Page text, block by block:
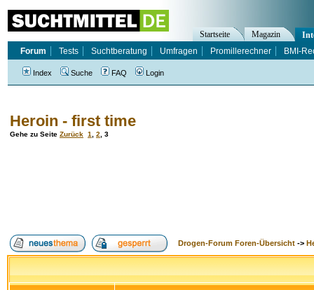
Heroin - first time
Gehe zu Seite Zurück 1 2 3
Drogen-Forum Foren-Übersicht ->
Startseite Magazin
Forum
Tests Suchtberatung Umfragen Promillerechner BMI-
Index Suche FAQ Login